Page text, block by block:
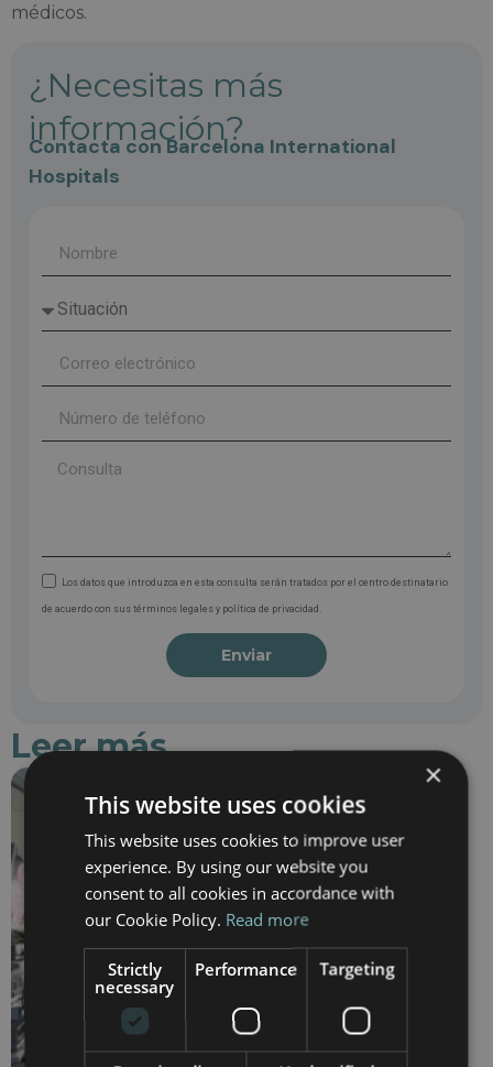
médicos.
¿Necesitas más
información?
Contacta con Barcelona International
Hospitals
Los datos que introduzca en esta consulta serán tratados por el centro destinatario
de acuerdo con sus términos legales y política de privacidad.
Enviar
Leer más
×
This website uses cookies
This website uses cookies to improve user
experience. By using our website you
consent to all cookies in accordance with
our Cookie Policy. Read more
Strictly
necessary
Performance Targeting